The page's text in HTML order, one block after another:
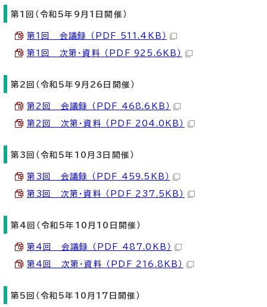
第1回（令和5年9月1日開催）
第1回 会議録 （PDF 511.4KB）
第1回 次第・資料 （PDF 925.6KB）
第2回（令和5年9月26日開催）
第2回 会議録 （PDF 468.6KB）
第2回 次第・資料 （PDF 204.0KB）
第3回（令和5年10月3日開催）
第3回 会議録 （PDF 459.5KB）
第3回 次第・資料 （PDF 237.5KB）
第4回（令和5年10月10日開催）
第4回 会議録 （PDF 487.0KB）
第4回 次第・資料 （PDF 216.8KB）
第5回（令和5年10月17日開催）